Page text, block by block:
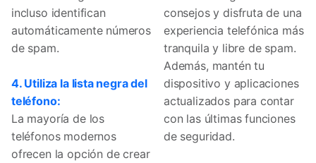
incluso identifican
automáticamente números
de spam.
4. Utiliza la lista negra del
teléfono:
La mayoría de los
teléfonos modernos
ofrecen la opción de crear
consejos y disfruta de una
experiencia telefónica más
tranquila y libre de spam.
Además, mantén tu
dispositivo y aplicaciones
actualizados para contar
con las últimas funciones
de seguridad.